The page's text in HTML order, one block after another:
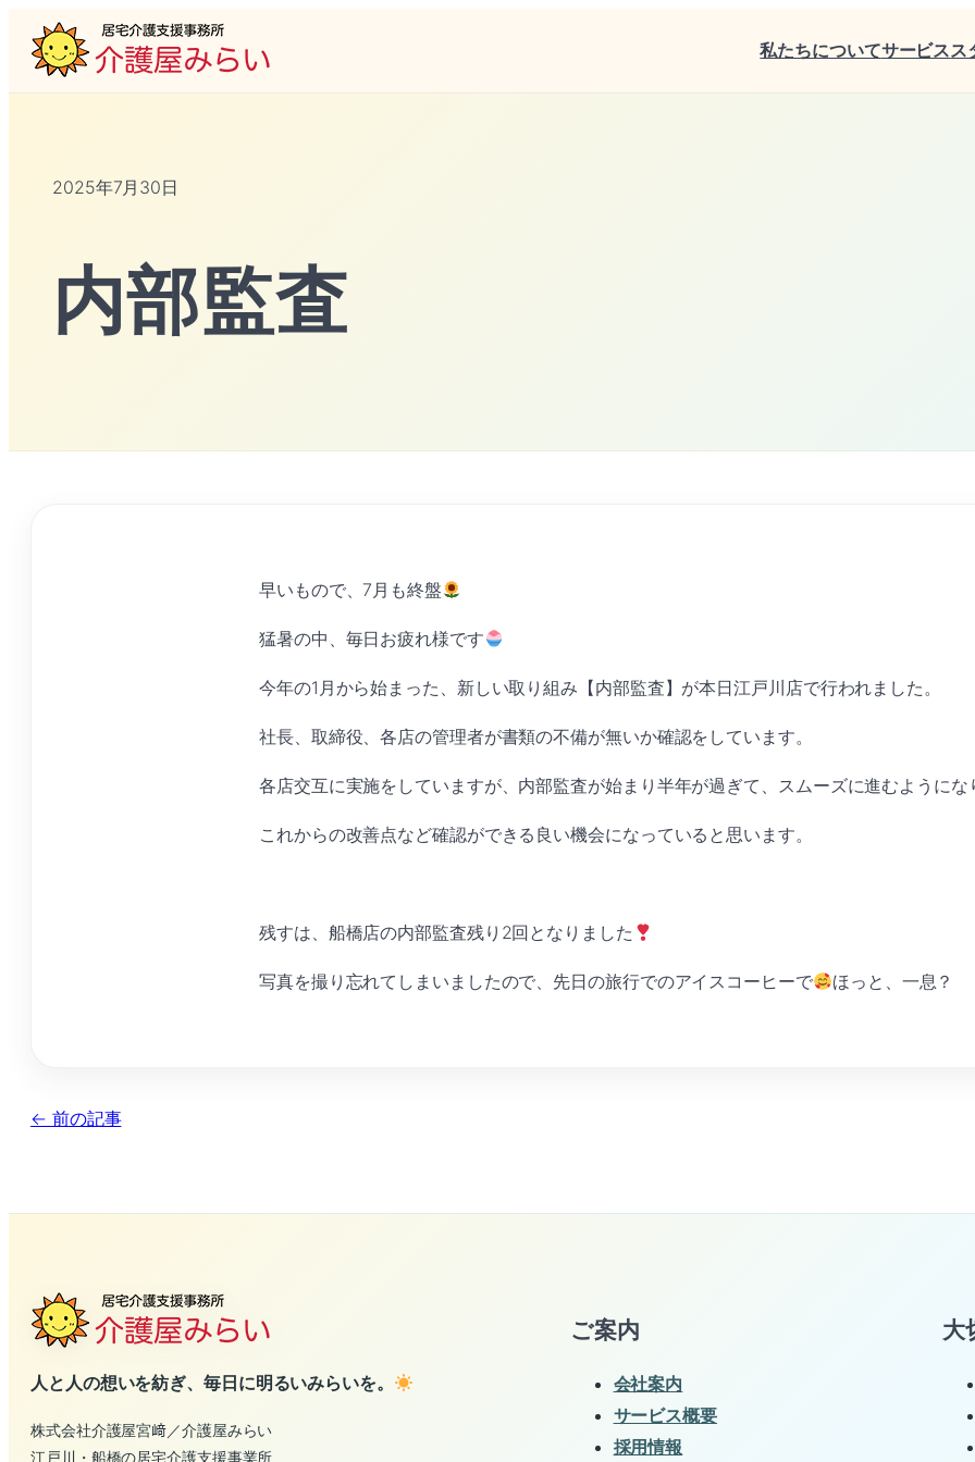
私たちについてサービスス
2025年7月30日
内部監査
早いもので、7月も終盤
猛暑の中、毎日お疲れ様です
今年の1月から始まった、新しい取り組み【内部監査】が本日江戸川店で行われました。
社長、取締役、各店の管理者が書類の不備が無いか確認をしています。
各店交互に実施をしていますが、内部監査が始まり半年が過ぎて、スムーズに進むようにな
これからの改善点など確認ができる良い機会になっていると思います。
残すは、船橋店の内部監査残り2回となりました
写真を撮り忘れてしまいましたので、先日の旅行でのアイスコーヒーで ほっと、一息？
← 前の記事
人と人の想いを紡ぎ、毎日に明るいみらいを。
株式会社介護屋宮﨑／介護屋みらい
江戸川・船橋の居宅介護支援事業所
ご案内
会社案内
サービス概要
採用情報
大